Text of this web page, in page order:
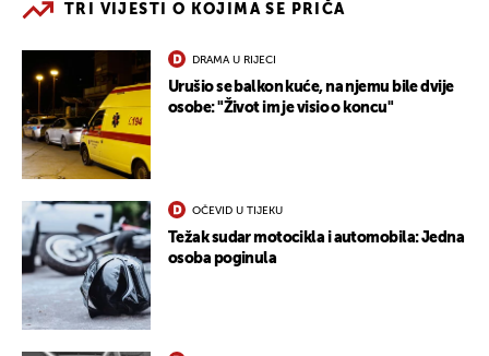
TRI VIJESTI O KOJIMA SE PRIČA
DRAMA U RIJECI
Urušio se balkon kuće, na njemu bile dvije
osobe: "Život im je visio o koncu"
OČEVID U TIJEKU
Težak sudar motocikla i automobila: Jedna
osoba poginula